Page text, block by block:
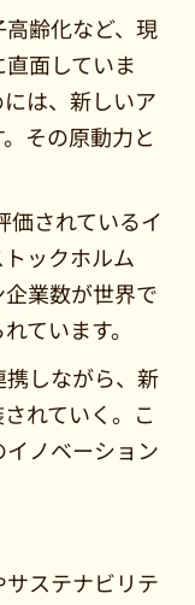
齢化など、現
面していま
は、新しいア
その原動力と
価されているイ
ックホルム
業数が世界で
ています。
しながら、新
れていく。こ
ノベーション
ステナビリテ